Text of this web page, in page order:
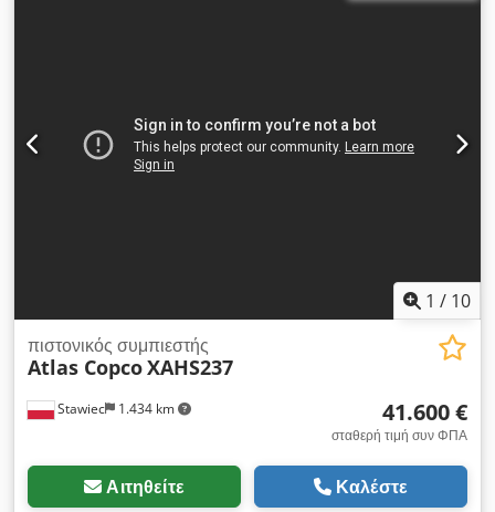
1 / 10
Stawiec 1.434 km
πιστονικός συμπιεστής
Atlas CopcoXAHS237
41.600 €
σταθερή τιμή συν ΦΠΑ
Αιτηθείτε Καλέστε